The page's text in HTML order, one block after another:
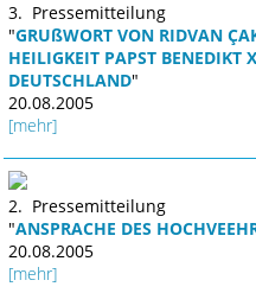
3. Pressemitteilung
"GRUßWORT VON RIDVAN
HEILIGKEIT PAPST
DEUTSCHLAND"
20.08.2005
[mehr]
2. Pressemitteilung
"ANSPRACHE DES
20.08.2005
[mehr]